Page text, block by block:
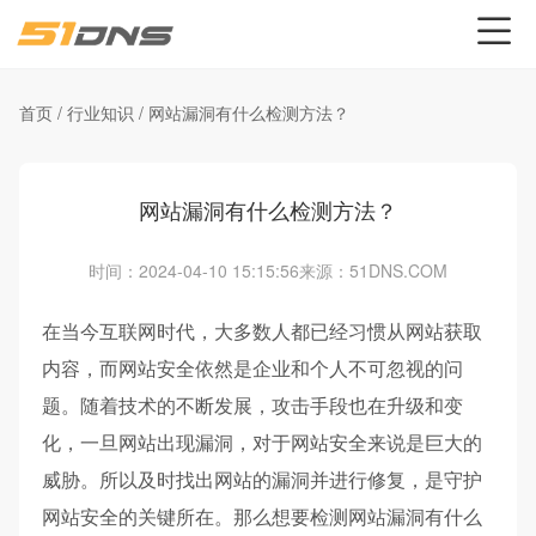
首页 / 行业知识 / 网站漏洞有什么检测方法？
网站漏洞有什么检测方法？
时间：2024-04-10 15:15:56来源：51DNS.COM
在当今互联网时代，大多数人都已经习惯从网站获取
内容，而网站安全依然是企业和个人不可忽视的问
题。随着技术的不断发展，攻击手段也在升级和变
化，一旦网站出现漏洞，对于网站安全来说是巨大的
威胁。所以及时找出网站的漏洞并进行修复，是守护
网站安全的关键所在。那么想要检测网站漏洞有什么